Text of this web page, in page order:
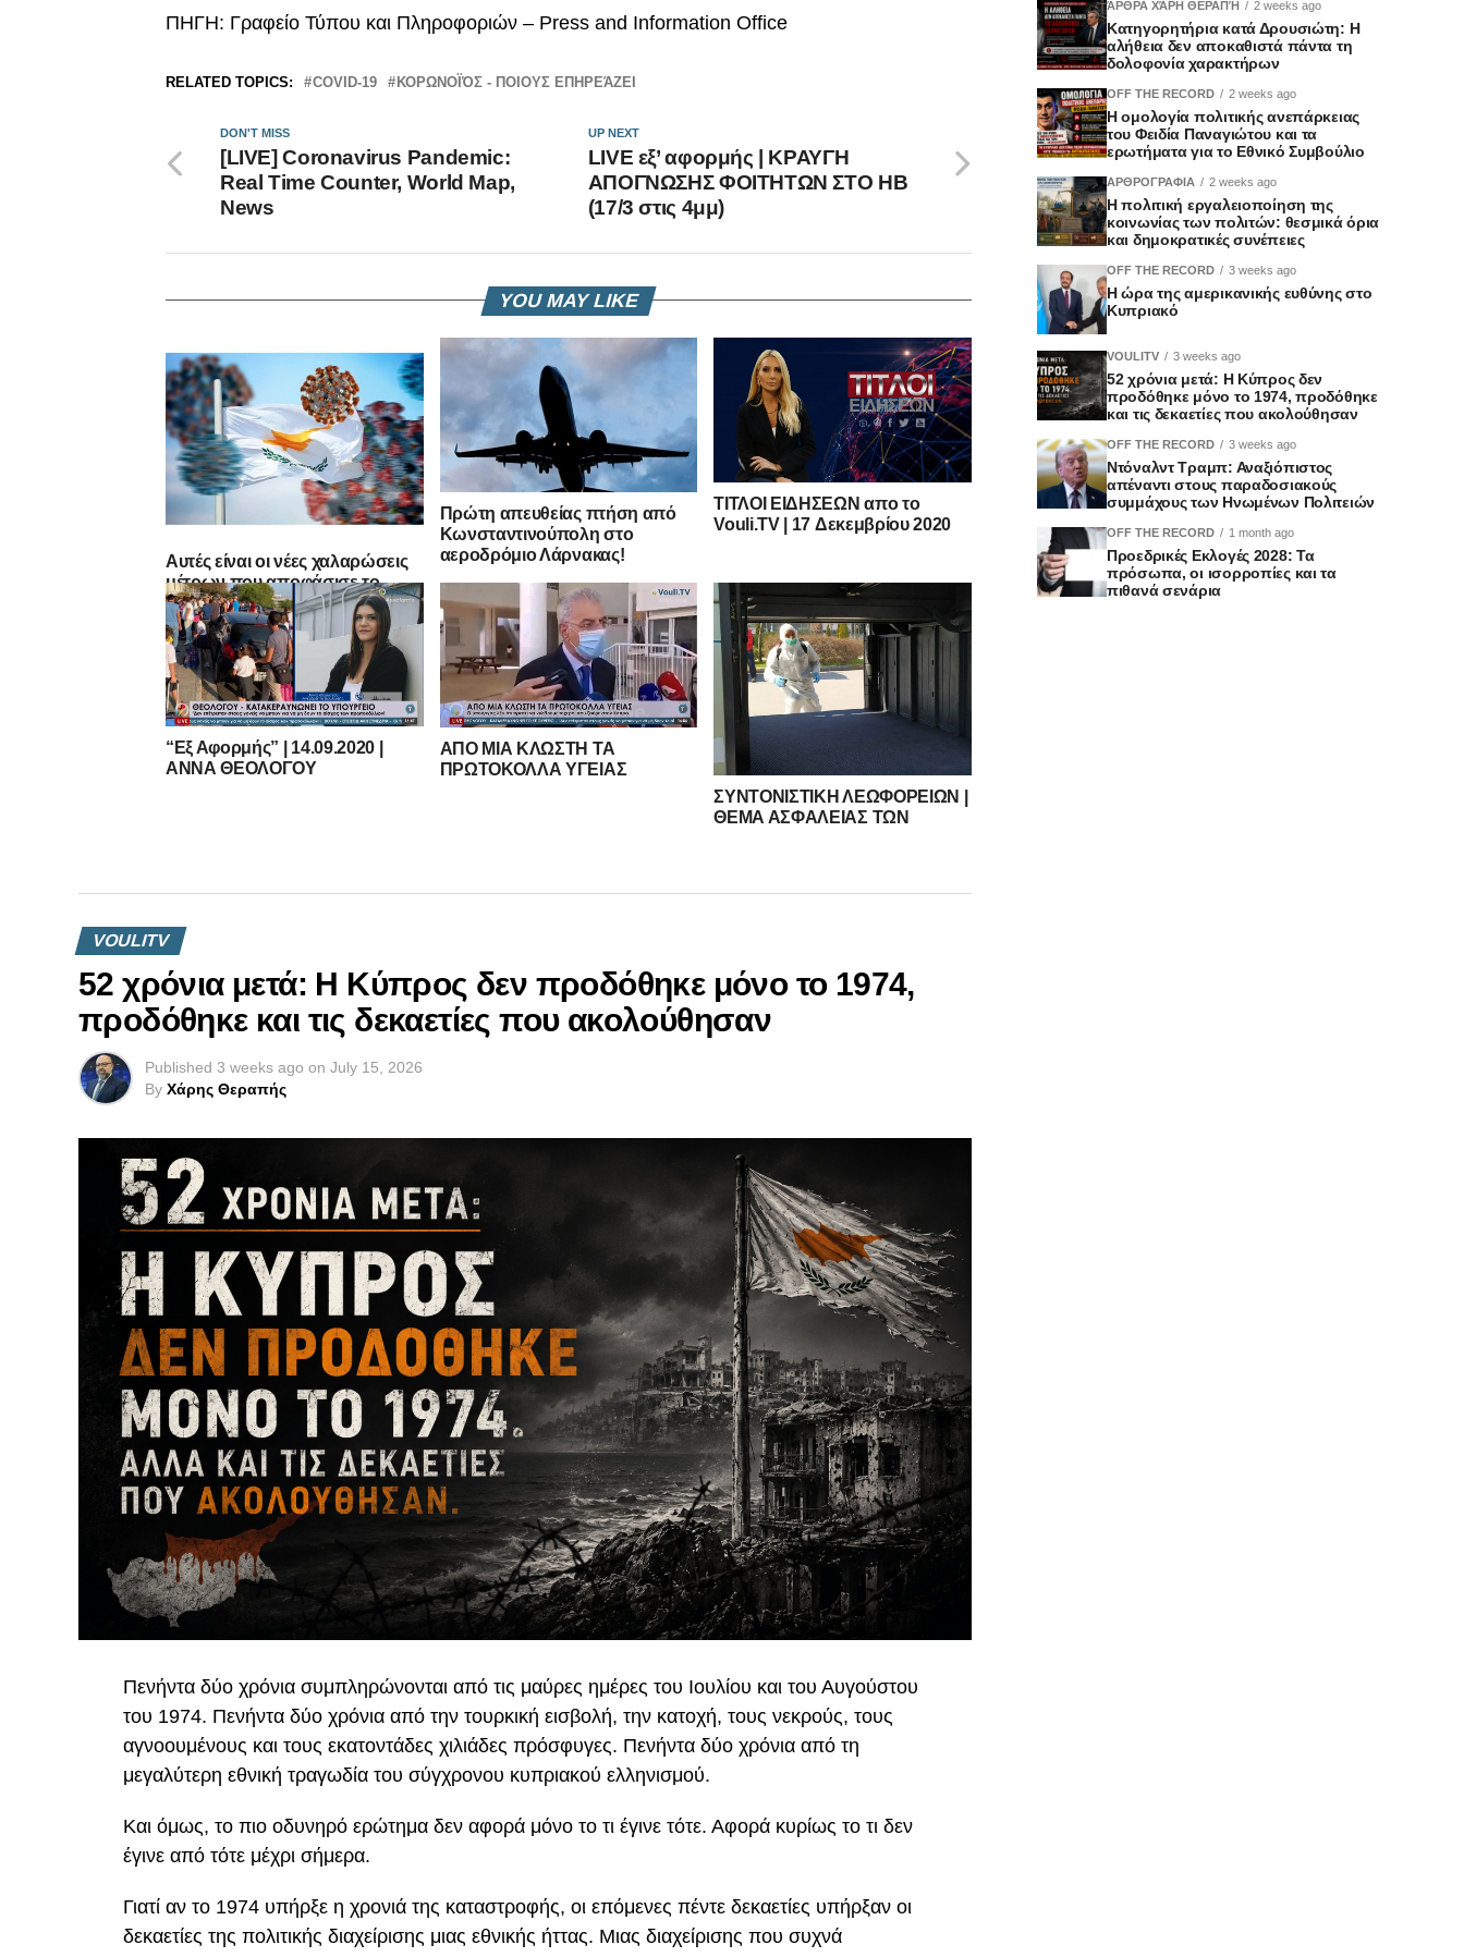
ΠΗΓΗ: Γραφείο Τύπου και Πληροφοριών – Press and Information Office
RELATED TOPICS: COVID-19 ΚΟΡΩΝΟΪΌΣ - ΠΟΙΟΥΣ ΕΠΗΡΕΆΖΕΙ
UP NEXT
LIVE εξ’ αφορμής | ΚΡΑΥΓΗ
ΑΠΟΓΝΩΣΗΣ ΦΟΙΤΗΤΩΝ ΣΤΟ ΗΒ
(17/3 στις 4μμ)
DON'T MISS
[LIVE] Coronavirus Pandemic:
Real Time Counter, World Map,
News
YOU MAY LIKE
Αυτές είναι οι νέες χαλαρώσεις
μέτρων που αποφάσισε το
Υπουργικό!
Πρώτη απευθείας πτήση από
Κωνσταντινούπολη στο
αεροδρόμιο Λάρνακας!
ΤΙΤΛΟΙ ΕΙΔΗΣΕΩΝ απο το
Vouli.TV | 17 Δεκεμβρίου 2020
“Εξ Αφορμής” | 14.09.2020 |
ΑΝΝΑ ΘΕΟΛΟΓΟΥ
ΑΠΟ ΜΙΑ ΚΛΩΣΤΗ ΤΑ
ΠΡΩΤΟΚΟΛΛΑ ΥΓΕΙΑΣ
ΣΥΝΤΟΝΙΣΤΙΚΗ ΛΕΩΦΟΡΕΙΩΝ |
ΘΕΜΑ ΑΣΦΑΛΕΙΑΣ ΤΩΝ
VOULITV
52 χρόνια μετά: Η Κύπρος δεν προδόθηκε μόνο το 1974,
προδόθηκε και τις δεκαετίες που ακολούθησαν
Published 3 weeks ago on July 15, 2026
By Χάρης Θεραπής
Πενήντα δύο χρόνια συμπληρώνονται από τις μαύρες ημέρες του Ιουλίου και του Αυγούστου
του 1974. Πενήντα δύο χρόνια από την τουρκική εισβολή, την κατοχή, τους νεκρούς, τους
αγνοουμένους και τους εκατοντάδες χιλιάδες πρόσφυγες. Πενήντα δύο χρόνια από τη
μεγαλύτερη εθνική τραγωδία του σύγχρονου κυπριακού ελληνισμού.
Και όμως, το πιο οδυνηρό ερώτημα δεν αφορά μόνο το τι έγινε τότε. Αφορά κυρίως το τι δεν
έγινε από τότε μέχρι σήμερα.
Γιατί αν το 1974 υπήρξε η χρονιά της καταστροφής, οι επόμενες πέντε δεκαετίες υπήρξαν οι
δεκαετίες της πολιτικής διαχείρισης μιας εθνικής ήττας. Μιας διαχείρισης που συχνά
ΆΡΘΡΑ ΧΆΡΗ ΘΕΡΑΠΉ 2 weeks ago
Κατηγορητήρια κατά Δρουσιώτη: Η
αλήθεια δεν αποκαθιστά πάντα τη
δολοφονία χαρακτήρων
OFF THE RECORD 2 weeks ago
Η ομολογία πολιτικής ανεπάρκειας
του Φειδία Παναγιώτου και τα
ερωτήματα για το Εθνικό Συμβούλιο
ΑΡΘΡΟΓΡΑΦΙΑ 2 weeks ago
Η πολιτική εργαλειοποίηση της
κοινωνίας των πολιτών: θεσμικά όρια
και δημοκρατικές συνέπειες
OFF THE RECORD 3 weeks ago
Η ώρα της αμερικανικής ευθύνης στο
Κυπριακό
VOULITV 3 weeks ago
52 χρόνια μετά: Η Κύπρος δεν
προδόθηκε μόνο το 1974, προδόθηκε
και τις δεκαετίες που ακολούθησαν
OFF THE RECORD 3 weeks ago
Ντόναλντ Τραμπ: Αναξιόπιστος
απέναντι στους παραδοσιακούς
συμμάχους των Ηνωμένων Πολιτειών
OFF THE RECORD 1 month ago
Προεδρικές Εκλογές 2028: Τα
πρόσωπα, οι ισορροπίες και τα
πιθανά σενάρια